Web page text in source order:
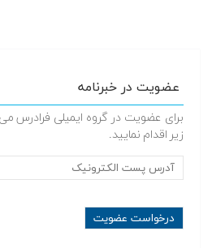
عضویت در خبرنامه
برای عضویت در گروه ایمیلی فرادرس
زیر اقدام نمایید.